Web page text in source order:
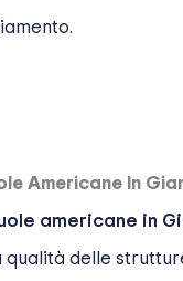
Americane In
americane in
delle